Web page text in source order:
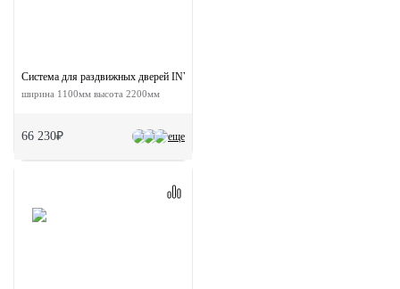
еще
Система для раздвижных дверей INVISIBLE-2 FRAME 1100/2200 AS
ширина 1100мм высота 2200мм
66 230₽